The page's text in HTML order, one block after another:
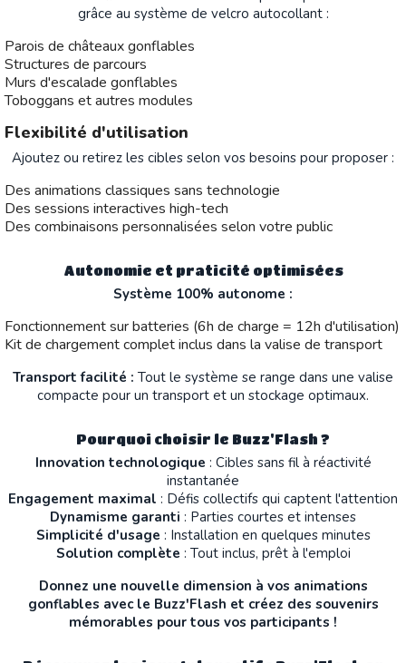
grâce au système de velcro autocollant :
Parois de châteaux gonflables
Structures de parcours
Murs d'escalade gonflables
Toboggans et autres modules
Flexibilité d'utilisation
Ajoutez ou retirez les cibles selon vos besoins pour proposer :
Des animations classiques sans technologie
Des sessions interactives high-tech
Des combinaisons personnalisées selon votre public
Autonomie et praticité optimisées
Système 100% autonome :
Fonctionnement sur batteries (6h de charge = 12h d'utilisation)
Kit de chargement complet inclus dans la valise de transport
Transport facilité : Tout le système se range dans une valise
compacte pour un transport et un stockage optimaux.
Pourquoi choisir le Buzz'Flash ?
Innovation technologique : Cibles sans fil à réactivité
instantanée
Engagement maximal : Défis collectifs qui captent l'attention
Dynamisme garanti : Parties courtes et intenses
Simplicité d'usage : Installation en quelques minutes
Solution complète : Tout inclus, prêt à l'emploi
Donnez une nouvelle dimension à vos animations
gonflables avec le Buzz'Flash et créez des souvenirs
mémorables pour tous vos participants !